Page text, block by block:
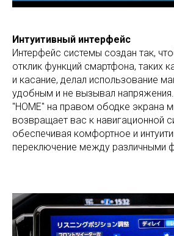
Интуитивный интерфейс
Интерфейс системы создан так,
отклик функций смартфона, таких
и касание, делал использование
удобным и не вызывал
"HOME" на правом ободке экрана
возвращает вас к навигационной
обеспечивая комфортное и
переключение между различными